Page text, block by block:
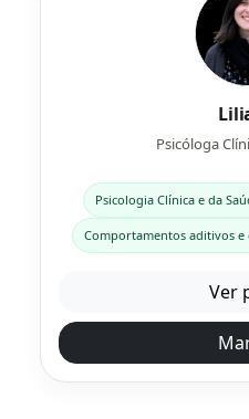
Psicóloga
Psicologia Clínica e da
Comportamentos aditivos e
Ver